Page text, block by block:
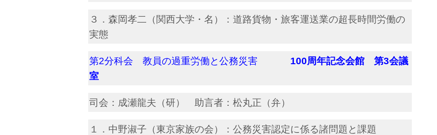
３．森岡孝二（関西大学・名）：道路貨物・旅客運送業の超長時間労働の
実態
第2分科会 教員の過重労働と公務災害 100周年記念会館 第3会議
室
司会：成瀬龍夫（研） 助言者：松丸正（弁）
１．中野淑子（東京家族の会）：公務災害認定に係る諸問題と課題